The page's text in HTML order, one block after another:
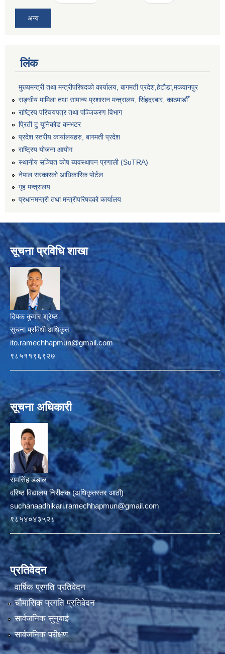
अन्य
लिंक
मुख्यमन्त्री तथा मन्त्रीपरिषदको कार्यालय, बागमती प्रदेश,हेटाैडा,मकवानपुर
सङ्‍घीय मामिला तथा सामान्य प्रशासन मन्त्रालय, सिंहदरबार, काठमाडौँ
राष्ट्रिय परिचयपत्र तथा पञ्जिकरण विभाग
प्रिती टु यूनिकोड कन्भटर
प्रदेश स्तरीय कार्यालयहरु, बागमती प्रदेश
राष्ट्रिय योजना आयोग
स्थानीय सञ्चित कोष ब्यवस्थापन प्रणाली (SuTRA)
नेपाल सरकारको आधिकारिक पोर्टल
गृह मन्त्रालय
प्रधानमन्त्री तथा मन्त्रीपरिषदको कार्यालय
सूचना प्रविधि शाखा
दिपक कुमार श्रेष्ठ
सूचना प्रविधी अधिकृत
ito.ramechhapmun@gmail.com
९८५११९६९२७
सूचना अधिकारी
रामसिंह डडाल
वरिष्ठ विद्यालय निरीक्षक (अधिकृतस्तर आठौं)
suchanaadhikari.ramechhapmun@gmail.com
९८५४०४३५२८
प्रतिवेदन
वार्षिक प्रगति प्रतिवेदन
चौमासिक प्रगति प्रतिवेदन
सार्वजनिक सुनुवाई
सार्वजनिक परीक्षण